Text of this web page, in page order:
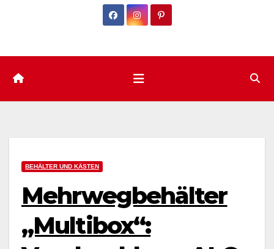
BEHÄLTER UND KÄSTEN
Mehrwegbehälter
„Multibox“: